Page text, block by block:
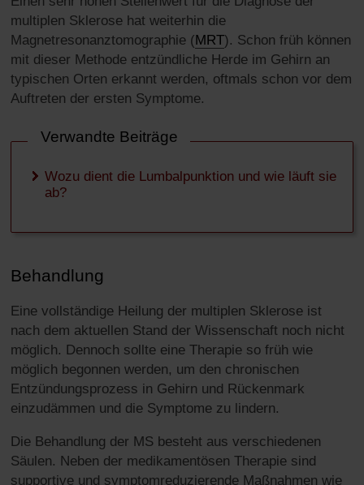
multiplen Sklerose hat weiterhin die
Magnetresonanztomographie (MRT). Schon früh können
mit dieser Methode entzündliche Herde im Gehirn an
typischen Orten erkannt werden, oftmals schon vor dem
Auftreten der ersten Symptome.
Verwandte Beiträge
Wozu dient die Lumbalpunktion und wie läuft sie
ab?
Behandlung
Eine vollständige Heilung der multiplen Sklerose ist
nach dem aktuellen Stand der Wissenschaft noch nicht
möglich. Dennoch sollte eine Therapie so früh wie
möglich begonnen werden, um den chronischen
Entzündungsprozess in Gehirn und Rückenmark
einzudämmen und die Symptome zu lindern.
Die Behandlung der MS besteht aus verschiedenen
Säulen. Neben der medikamentösen Therapie sind
supportive und symptomreduzierende Maßnahmen wie